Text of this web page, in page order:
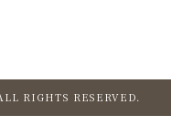
RIGHTS RESERVED.